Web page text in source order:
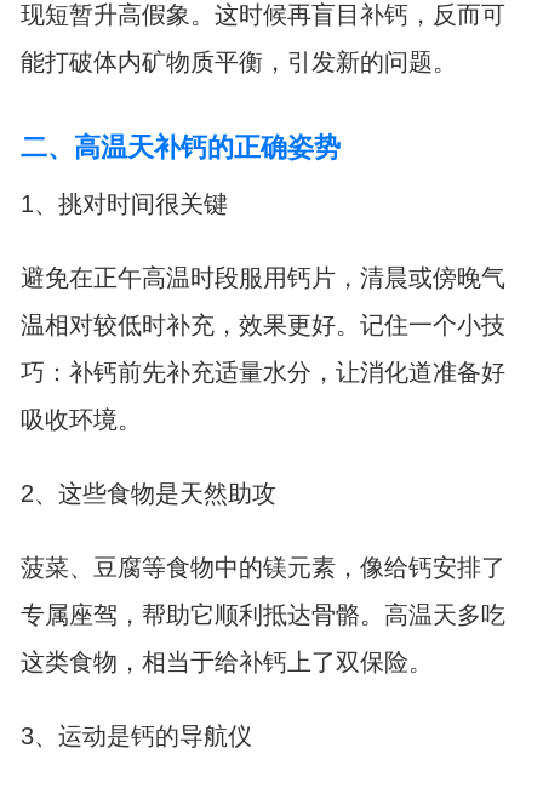
现短暂升高假象。这时候再盲目补钙，反而可
能打破体内矿物质平衡，引发新的问题。
二、高温天补钙的正确姿势
1、挑对时间很关键
避免在正午高温时段服用钙片，清晨或傍晚气
温相对较低时补充，效果更好。记住一个小技
巧：补钙前先补充适量水分，让消化道准备好
吸收环境。
2、这些食物是天然助攻
菠菜、豆腐等食物中的镁元素，像给钙安排了
专属座驾，帮助它顺利抵达骨骼。高温天多吃
这类食物，相当于给补钙上了双保险。
3、运动是钙的导航仪